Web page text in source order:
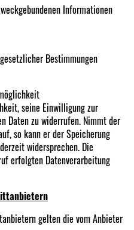
Informationen
Bestimmungen
seine Einwilligung zur
Daten zu widerrufen. Nimmt der
so kann er der Speicherung
widersprechen. Die
erfolgten Datenverarbeitung
gelten die vom Anbieter